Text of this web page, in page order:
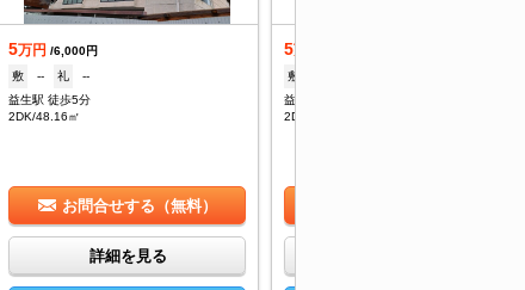
5万円 /6,000円
敷
-- 礼
--
益生駅 徒歩5分
2DK/48.16㎡
お問合せする（無料）
詳細を見る
5
敷
益生駅 徒歩5分
2DK/48.16㎡